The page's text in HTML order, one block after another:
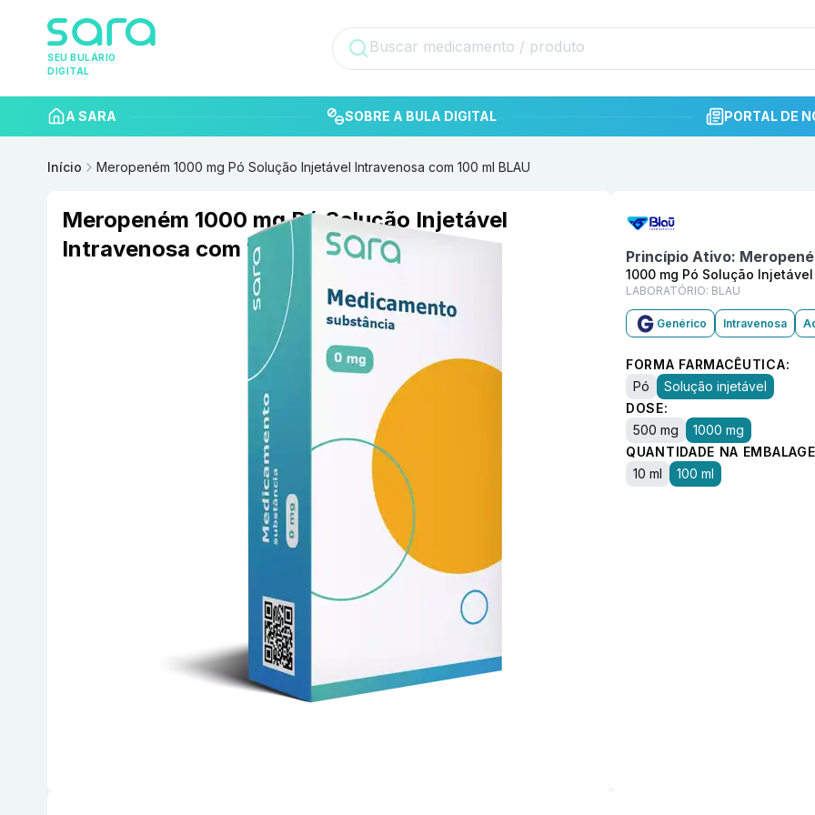
SEU BULÁRIO
DIGITAL
A SARA SOBRE A BULA DIGITAL PORTAL DE
Início Meropeném 1000 mg Pó Solução Injetável Intravenosa com 100 ml BLAU
Meropeném 1000 mg Pó Solução Injetável
Intravenosa com 100 ml BLAU
Princípio Ativo:
1000 mg Pó Solução
LABORATÓRIO: BLAU
Genérico Intravenosa
FORMA FARMACÊUTICA:
Pó
Solução injetável
DOSE:
500 mg
1000 mg
QUANTIDADE NA
10 ml
100 ml